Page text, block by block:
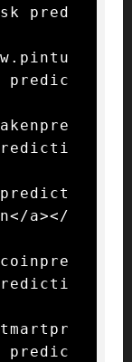
pred
predic
a></
predic